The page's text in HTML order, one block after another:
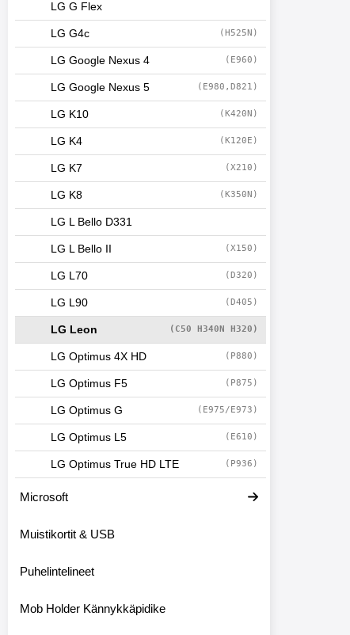
LG G Flex
LG G4c (H525N)
LG Google Nexus 4 (E960)
LG Google Nexus 5 (E980,D821)
LG K10 (K420N)
LG K4 (K120E)
LG K7 (X210)
LG K8 (K350N)
LG L Bello D331
LG L Bello II (X150)
LG L70 (D320)
LG L90 (D405)
LG Leon (C50 H340N H320)
LG Optimus 4X HD (P880)
LG Optimus F5 (P875)
LG Optimus G (E975/E973)
LG Optimus L5 (E610)
LG Optimus True HD LTE (P936)
Microsoft
Muistikortit & USB
Puhelintelineet
Mob Holder Kännykkäpidike